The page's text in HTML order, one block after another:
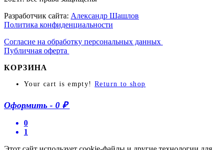
Разработчик сайта: Александр Шашлов
Политика конфиденциальности
Согласие на обработку персональных данных
Публичная оферта
КОРЗИНА
Your cart is empty! Return to shop
Оформить - 0 ₽
0
1